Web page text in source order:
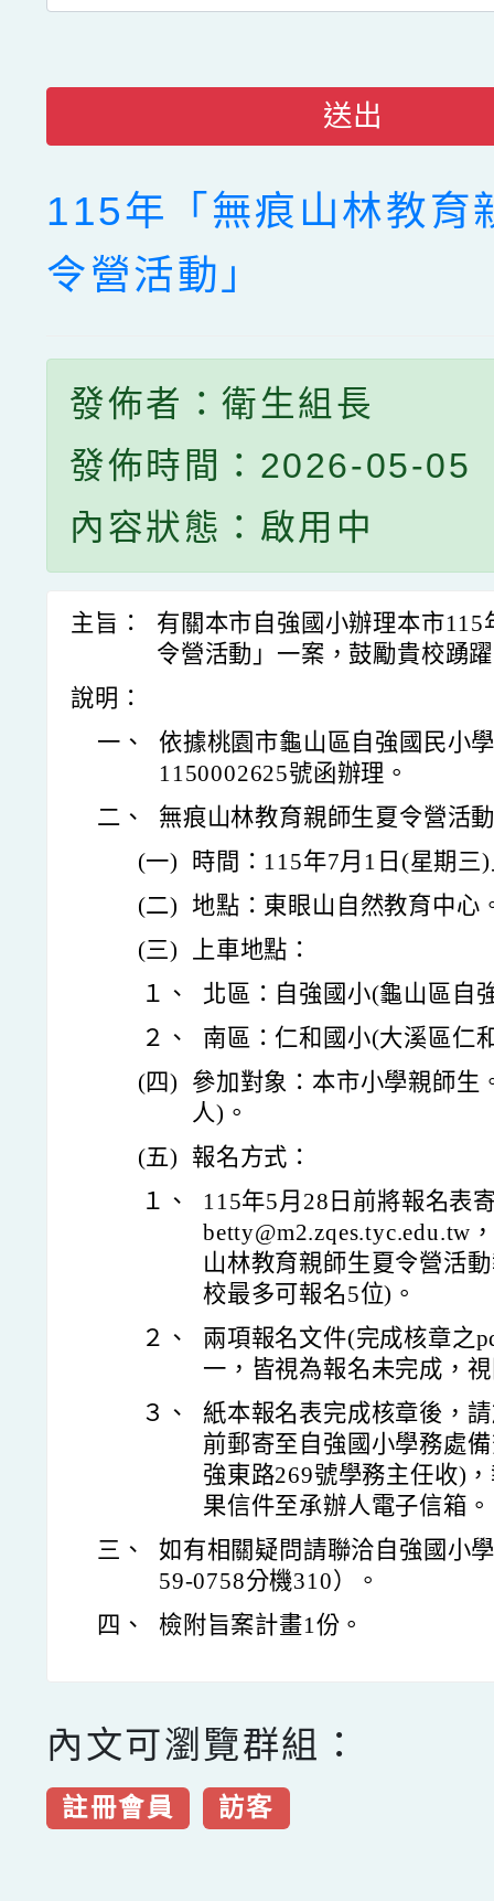
送出
115年「無痕山林教育
令營活動」
發佈者：衛生組長
發佈時間：2026-05-05
內容狀態：啟用中
主旨：
有關本市自強國小辦理本市
令營活動」一案，鼓勵貴校踴
說明：
一、
依據桃園市龜山區自強國民小
1150002625號函辦理。
二、
無痕山林教育親師生夏令營活
(一)
時間：115年7月1日(星期
(二) 地點：東眼山自然教育中心
(三)
上車地點：
１、
北區：自強國小(龜山區自
２、
南區：仁和國小(大溪區仁
(四)
參加對象：本市小學親師生
人)。
(五)
報名方式：
１、
115年5月28日前將報名表
betty@m2.zqes.tyc.edu.tw
山林教育親師生夏令營活
校最多可報名5位)。
２、
兩項報名文件(完成核章之
一，皆視為報名未完成，
３、
紙本報名表完成核章後，
前郵寄至自強國小學務處
強東路269號學務主任收)
果信件至承辦人電子信箱。
三、
如有相關疑問請聯洽自強國小
59-0758分機310）。
四、
檢附旨案計畫1份。
內文可瀏覽群組：
註冊會員 訪客